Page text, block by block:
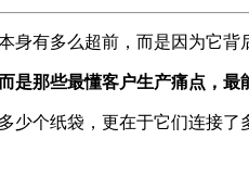
有多么超前，而是因为它背
那些最懂客户生产痛点，最
个纸袋，更在于它们连接